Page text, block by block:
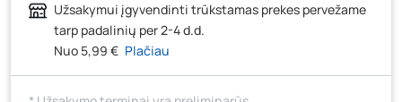
Santaikos g. 26B, Alytus - 8 vienetai
J. Basanavičiaus g. 6, Utena
Novočėbės k. 3, Kėdainiai- 8 vienetai
Užsakymui įgyvendinti trūkstamas prekes pervežame
tarp padalinių per 2-4 d.d.
Nuo 5,99 € Plačiau